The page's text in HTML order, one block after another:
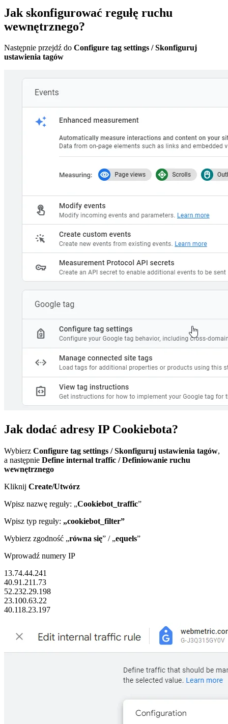
Jak skonfigurować regułę ruchu
wewnętrznego?
Następnie przejdź do Configure tag settings / Skonfiguruj
ustawienia tagów
Jak dodać adresy IP Cookiebota?
Wybierz Configure tag settings / Skonfiguruj ustawienia tagów,
a następnie Define internal traffic / Definiowanie ruchu
wewnętrznego
Kliknij Create/Utwórz
Wpisz nazwę reguły: „Cookiebot_traffic”
Wpisz typ reguły: „cookiebot_filter”
Wybierz zgodność „równa się” / „equels”
Wprowadź numery IP
13.74.44.241
40.91.211.73
52.232.29.198
23.100.63.22
40.118.23.197